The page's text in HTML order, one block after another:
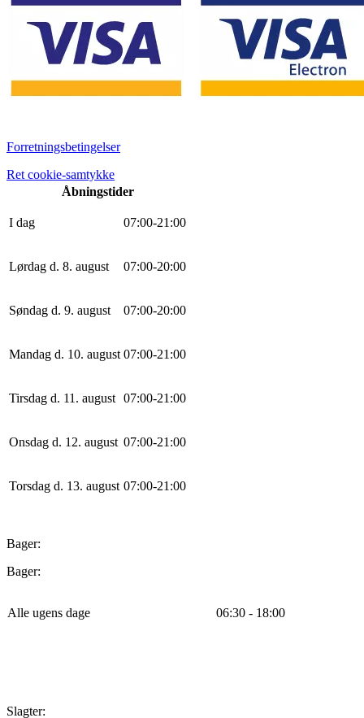
Forretningsbetingelser
Ret cookie-samtykke
Åbningstider
I dag 07:00-21 :00
Lørdag d. 8. august 07:00-20:00
Søndag d. 9. august 07:00-20:00
Mandag d. 10. august 07:00-21 :00
Tirsdag d. 11. august 07:00-21 :00
Onsdag d. 12. august 07:00-21 :00
Torsdag d. 13. august 07:00-21 :00
Bager:
Bager:
Alle ugens dage 06:30 - 18:00
Slagter: